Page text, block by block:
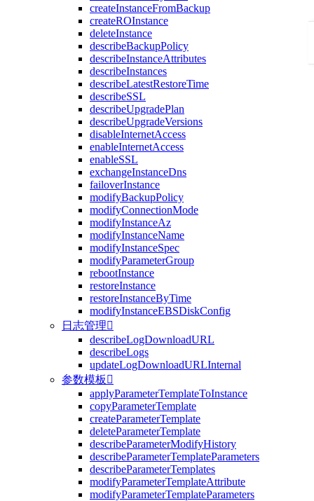
createInstanceFromBackup
createROInstance
deleteInstance
describeBackupPolicy
describeInstanceAttributes
describeInstances
describeLatestRestoreTime
describeSSL
describeUpgradePlan
describeUpgradeVersions
disableInternetAccess
enableInternetAccess
enableSSL
exchangeInstanceDns
failoverInstance
modifyBackupPolicy
modifyConnectionMode
modifyInstanceAz
modifyInstanceName
modifyInstanceSpec
modifyParameterGroup
rebootInstance
restoreInstance
restoreInstanceByTime
modifyInstanceEBSDiskConfig
日志管理
describeLogDownloadURL
describeLogs
updateLogDownloadURLInternal
参数模板 
applyParameterTemplateToInstance
copyParameterTemplate
createParameterTemplate
deleteParameterTemplate
describeParameterModifyHistory
describeParameterTemplateParameters
describeParameterTemplates
modifyParameterTemplateAttribute
modifyParameterTemplateParameters